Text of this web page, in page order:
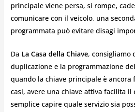
principale viene persa, si rompe,
comunicare con il veicolo, una
programmata può evitare disagi
Da La Casa della Chiave, consigliamo
duplicazione e la programmazione
quando la chiave principale è ancora
casi, avere una chiave attiva facilita
semplice capire quale servizio sia